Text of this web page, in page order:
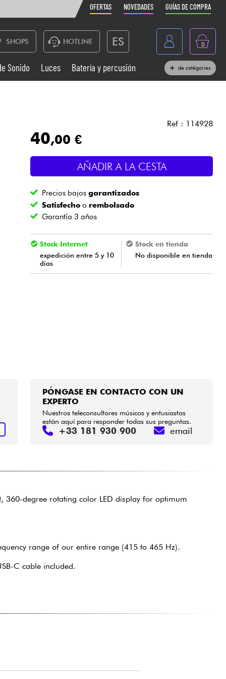
OFERTAS NOVEDADES GUÍAS DE COMPRA
SHOPS HOTLINE ES
France
Belgique
Nederland
0
Sistemas de Sonido
Vientos
Cables & Acces.
Sonido Luces Batería y percusión de catégories
Ref : 114928
40,00 €
AÑADIR A LA CESTA
Precios bajosgarantizados
Satisfecho o rembolsado
Garantía 3 años
Stock Internet
expedición entre 5 y 10
días
Stock en tienda
No disponible en tienda
PÓNGASE EN CONTACTO CON UN
EXPERTO
Nuestros teleconsultores músicos y entusiastas
están aquí para responder todas sus preguntas.
+33 181 930 900 email
360-degree rotating color LED display for optimum
range of our entire range (415 to 465 Hz).
C cable included.